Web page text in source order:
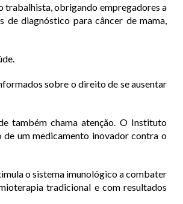
trabalhista, obrigando empregadores a
de diagnóstico para câncer de mama,
sobre o direito de se ausentar
também chama atenção. O Instituto
um medicamento inovador contra o
o sistema imunológico a combater
tradicional e com resultados